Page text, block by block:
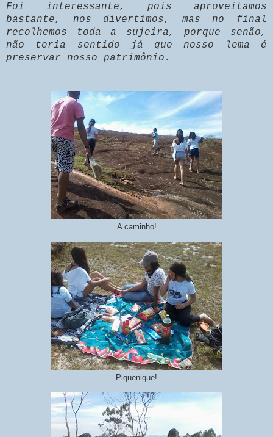
Foi interessante, pois aproveitamos
bastante, nos divertimos, mas no final
recolhemos toda a sujeira, porque senão,
não teria sentido já que nosso lema é
preservar nosso patrimônio.
A caminho!
Piquenique!